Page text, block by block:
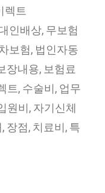
렉트
인배상, 무보험
보험, 법인자동
장내용, 보험료
트, 수술비, 업무
원비, 자기신체
, 장점, 치료비, 특